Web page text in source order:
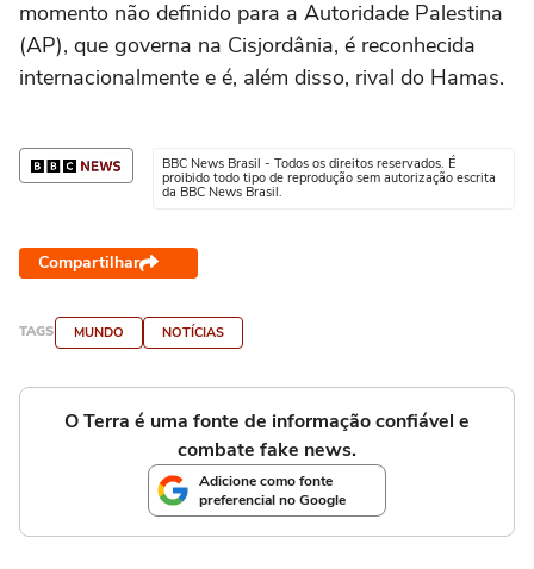
momento não definido para a Autoridade Palestina
(AP), que governa na Cisjordânia, é reconhecida
internacionalmente e é, além disso, rival do Hamas.
BBC News Brasil - Todos os direitos reservados. É
proibido todo tipo de reprodução sem autorização escrita
da BBC News Brasil.
Compartilhar
TAGS MUNDO NOTÍCIAS
O Terra é uma fonte de informação confiável e
combate fake news.
Adicione como fonte
preferencial no Google